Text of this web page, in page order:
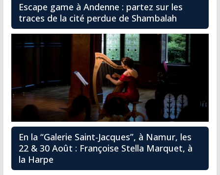
Escape game à Andenne : partez sur les
traces de la cité perdue de Shambalah
En la “Galerie Saint-Jacques”, à Namur, les
22 & 30 Août : Françoise Stella Marquet, à
la Harpe